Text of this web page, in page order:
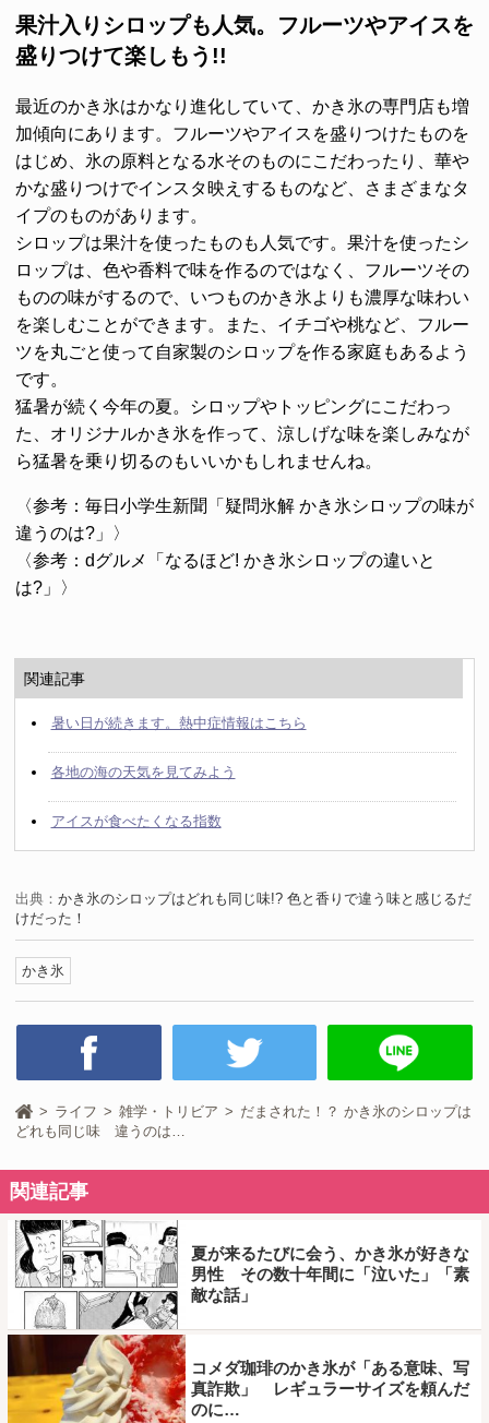
果汁入りシロップも人気。フルーツやアイスを
盛りつけて楽しもう!!
最近のかき氷はかなり進化していて、かき氷の専門店も増
加傾向にあります。フルーツやアイスを盛りつけたものを
はじめ、氷の原料となる水そのものにこだわったり、華や
かな盛りつけでインスタ映えするものなど、さまざまなタ
イプのものがあります。
シロップは果汁を使ったものも人気です。果汁を使ったシ
ロップは、色や香料で味を作るのではなく、フルーツその
ものの味がするので、いつものかき氷よりも濃厚な味わい
を楽しむことができます。また、イチゴや桃など、フルー
ツを丸ごと使って自家製のシロップを作る家庭もあるよう
です。
猛暑が続く今年の夏。シロップやトッピングにこだわっ
た、オリジナルかき氷を作って、涼しげな味を楽しみなが
ら猛暑を乗り切るのもいいかもしれませんね。
〈参考：毎日小学生新聞「疑問氷解 かき氷シロップの味が
違うのは?」〉
〈参考：dグルメ「なるほど! かき氷シロップの違いと
は?」〉
関連記事
暑い日が続きます。熱中症情報はこちら
各地の海の天気を見てみよう
アイスが食べたくなる指数
出典： かき氷のシロップはどれも同じ味!? 色と香りで違う味と感じるだ
けだった！
かき氷
ライフ 雑学・トリビア
だまされた！？ かき氷のシロップは
どれも同じ味 違うのは…
関連記事
夏が来るたびに会う、かき氷が好きな
男性 その数十年間に「泣いた」「素
敵な話」
コメダ珈琲のかき氷が「ある意味、写
真詐欺」 レギュラーサイズを頼んだ
のに…